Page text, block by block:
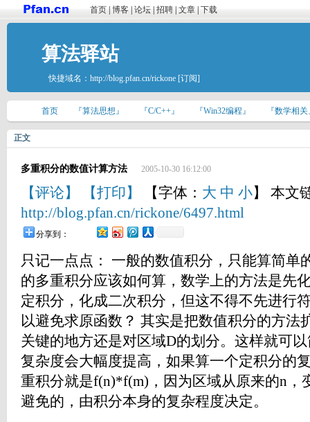
首页 博客 论坛 招聘 文章 下载
算法驿站
快捷域名： http://blog.pfan.cn/rickone [订阅]
首页 『算法思想』 『C/C++』 『Win32编程』 『数学相
正文
多重积分的数值计算方法 2005-10-30 16:12:00
【评论】 【打印】 【字体： 大 中 小】 本文
http://blog.pfan.cn/rickone/6497.html
分享到：
只记一点点： 一般的数值积分，只能算简单
的多重积分应该如何算，数学上的方法是先
定积分，化成二次积分，但这不得不先进行
以避免求原函数？ 其实是把数值积分的方法
关键的地方还是对区域D的划分。这样就可
复杂度会大幅度提高，如果算一个定积分的
重积分就是f(n)*f(m)，因为区域从原来的n，
避免的，由积分本身的复杂程度决定。